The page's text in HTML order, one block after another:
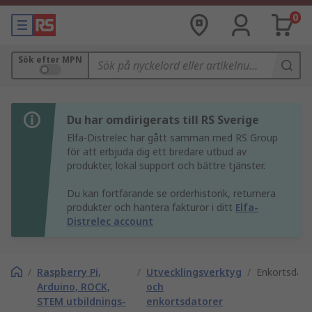
0
Sök efter MPN
Du har omdirigerats till RS Sverige
Elfa-Distrelec har gått samman med RS Group
för att erbjuda dig ett bredare utbud av
produkter, lokal support och bättre tjänster.
Du kan fortfarande se orderhistorik, returnera
produkter och hantera fakturor i ditt Elfa-
Distrelec account
/ Raspberry Pi,
Arduino, ROCK,
STEM utbildnings-
/ Utvecklingsverktyg
och
enkortsdatorer
/